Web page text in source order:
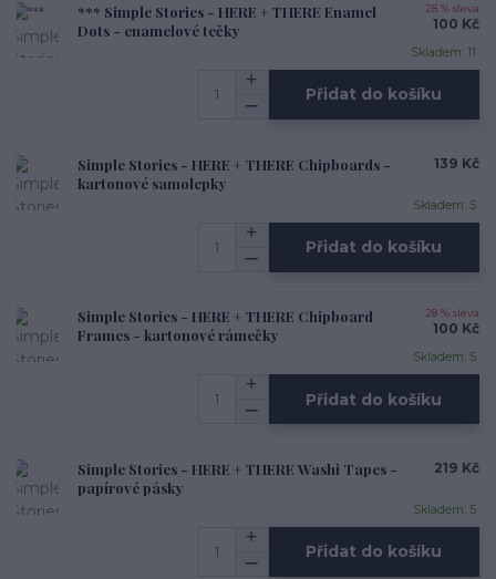
*** Simple Stories - HERE + THERE Enamel
Dots - enamelové tečky
28 % sleva
100 Kč
Skladem: 11
Přidat do košíku
Simple Stories - HERE + THERE Chipboards -
kartonové samolepky
139 Kč
Skladem: 5
Přidat do košíku
Simple Stories - HERE + THERE Chipboard
Frames - kartonové rámečky
28 % sleva
100 Kč
Skladem: 5
Přidat do košíku
Simple Stories - HERE + THERE Washi Tapes -
papírové pásky
219 Kč
Skladem: 5
Přidat do košíku